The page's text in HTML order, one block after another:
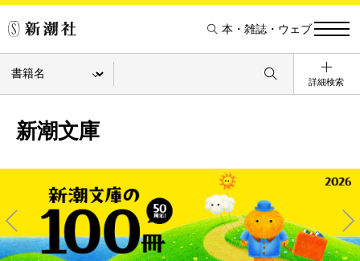
本・雑誌・ウェブ
詳細検索
新潮文庫
Pre
Ne